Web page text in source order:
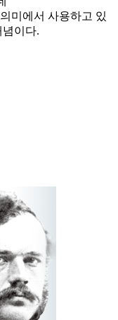
미에서 사용하고 있
념이다.